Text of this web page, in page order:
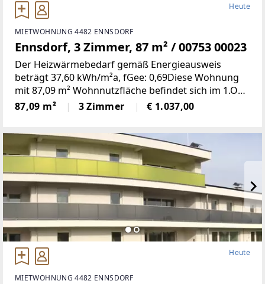
Heute
MIETWOHNUNG 4482 ENNSDORF
Ennsdorf, 3 Zimmer, 87 m² / 00753 00023
Der Heizwärmebedarf gemäß Energieausweis
beträgt 37,60 kWh/m²a, fGee: 0,69Diese Wohnung
mit 87,09 m² Wohnnutzfläche befindet sich im 1.OG
und weist folgende Räumlichkeiten
auf:Wohnzimmer/Küche, zwei Schlafzimmer, Bad,
87,09 m² 3 Zimmer € 1.037,00
Heute
MIETWOHNUNG 4482 ENNSDORF